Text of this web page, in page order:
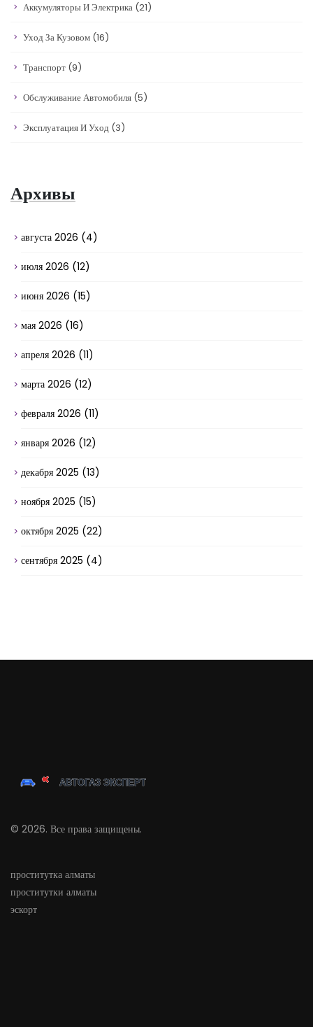
Аккумуляторы И Электрика (21)
Уход За Кузовом (16)
Транспорт (9)
Обслуживание Автомобиля (5)
Эксплуатация И Уход (3)
Архивы
августа 2026 (4)
июля 2026 (12)
июня 2026 (15)
мая 2026 (16)
апреля 2026 (11)
марта 2026 (12)
февраля 2026 (11)
января 2026 (12)
декабря 2025 (13)
ноября 2025 (15)
октября 2025 (22)
сентября 2025 (4)
© 2026. Все права защищены.
проститутка алматы
проститутки алматы
эскорт